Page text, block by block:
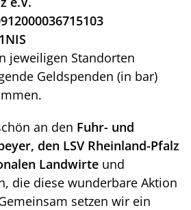
jeweiligen Standorten
Geldspenden (in bar)
an den Fuhr- und
den LSV Rheinland-Pfalz
Landwirte und
die diese wunderbare Aktion
setzen wir ein